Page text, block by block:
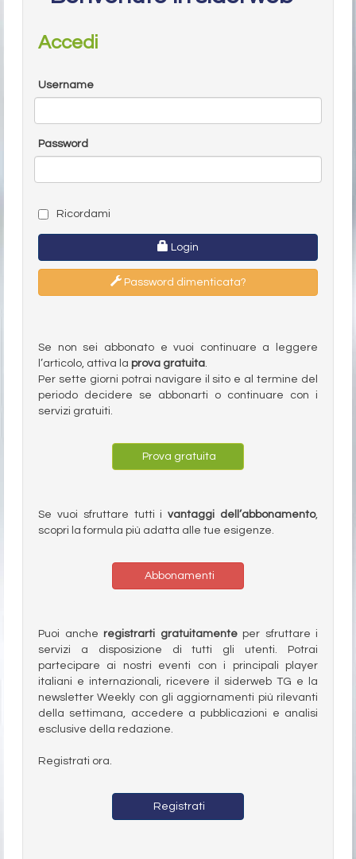
Accedi
Username
Password
Ricordami
Login
Password dimenticata?
Se non sei abbonato e vuoi continuare a leggere
l’articolo, attiva la prova gratuita.
Per sette giorni potrai navigare il sito e al termine del
periodo decidere se abbonarti o continuare con i
servizi gratuiti.
Prova gratuita
Se vuoi sfruttare tutti ivantaggi dell’abbonamento,
scopri la formula più adatta alle tue esigenze.
Abbonamenti
Puoi anche registrarti gratuitamenteper sfruttare i
servizi a disposizione di tutti gli utenti. Potrai
partecipare ai nostri eventi con i principali player
italiani e internazionali, ricevere il siderweb TG e la
newsletter Weekly con gli aggiornamenti più rilevanti
della settimana, accedere a pubblicazioni e analisi
esclusive della redazione.
Registrati ora.
Registrati